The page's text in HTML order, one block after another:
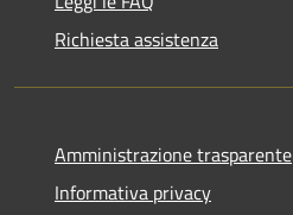
Richiesta assistenza
Amministrazione trasparente
Informativa privacy